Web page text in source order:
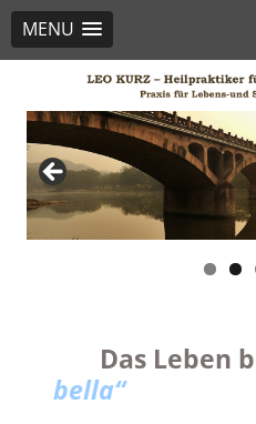
MENU
Beratungspraxis
Lebens-Sozialberatung /
Das Leben
bella“